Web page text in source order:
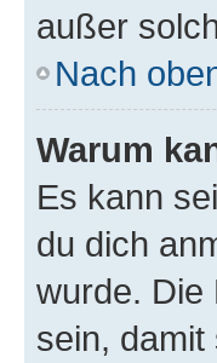
außer
Nach
Warum
Es kann
du dich
wurde. Die
sein,